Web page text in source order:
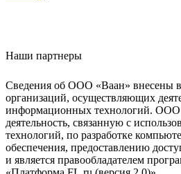
Наши партнеры
Сведения об ООО «Ваан» внесены в
организаций, осуществляющих
информационных технологий. ООО
деятельность, связанную с
технологий, по разработке
обеспечения, предоставлению
и является правообладателем